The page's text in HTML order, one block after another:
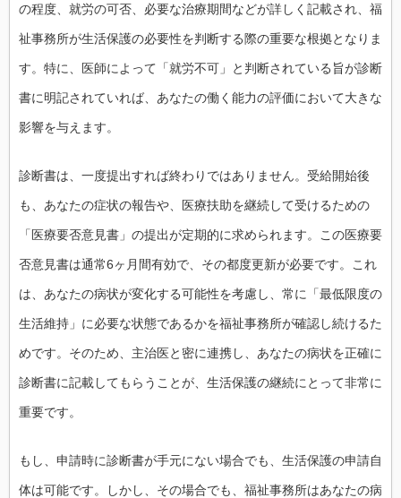
の程度、就労の可否、必要な治療期間などが詳しく記載され、福
祉事務所が生活保護の必要性を判断する際の重要な根拠となりま
す。特に、医師によって「就労不可」と判断されている旨が診断
書に明記されていれば、あなたの働く能力の評価において大きな
影響を与えます。
診断書は、一度提出すれば終わりではありません。受給開始後
も、あなたの症状の報告や、医療扶助を継続して受けるための
「医療要否意見書」の提出が定期的に求められます。この医療要
否意見書は通常6ヶ月間有効で、その都度更新が必要です。これ
は、あなたの病状が変化する可能性を考慮し、常に「最低限度の
生活維持」に必要な状態であるかを福祉事務所が確認し続けるた
めです。そのため、主治医と密に連携し、あなたの病状を正確に
診断書に記載してもらうことが、生活保護の継続にとって非常に
重要です。
もし、申請時に診断書が手元にない場合でも、生活保護の申請自
体は可能です。しかし、その場合でも、福祉事務所はあなたの病